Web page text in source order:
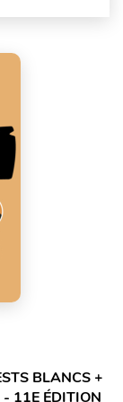
BLANCS +
11E ÉDITION